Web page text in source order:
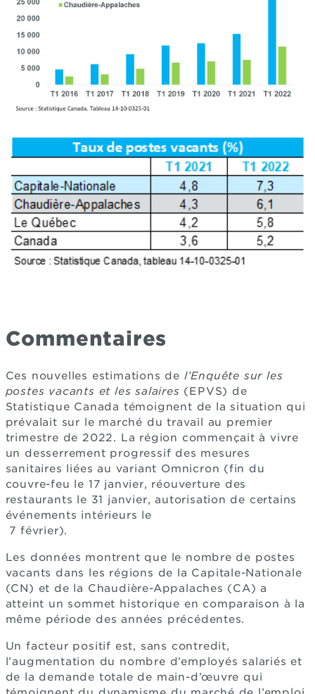
Commentaires
Ces nouvelles estimations de l’Enquête sur les
postes vacants et les salaires (EPVS) de
Statistique Canada témoignent de la situation qui
prévalait sur le marché du travail au premier
trimestre de 2022. La région commençait à vivre
un desserrement progressif des mesures
sanitaires liées au variant Omnicron (fin du
couvre-feu le 17 janvier, réouverture des
restaurants le 31 janvier, autorisation de certains
événements intérieurs le
7 février).
Les données montrent que le nombre de postes
vacants dans les régions de la Capitale-Nationale
(CN) et de la Chaudière-Appalaches (CA) a
atteint un sommet historique en comparaison à la
même période des années précédentes.
Un facteur positif est, sans contredit,
l’augmentation du nombre d’employés salariés et
de la demande totale de main-d’œuvre qui